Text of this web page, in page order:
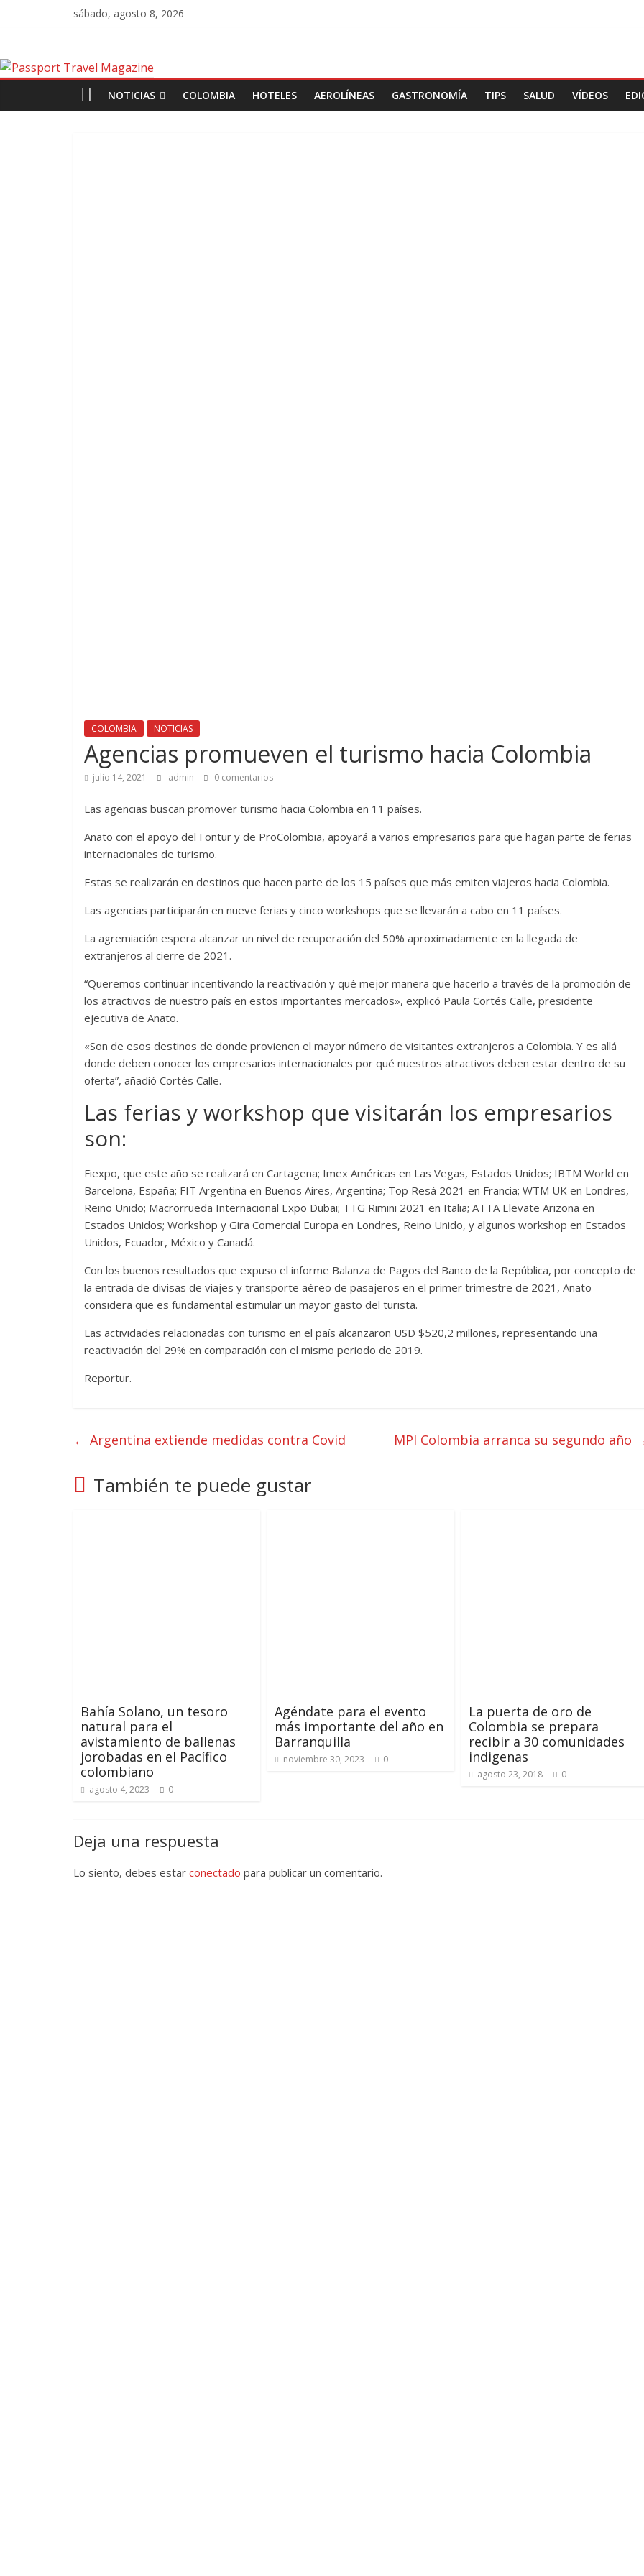
sábado, agosto 8, 2026
NOTICIAS COLOMBIA HOTELES AEROLÍNEAS GASTRONOMÍA TIPS SALUD VÍDEOS
COLOMBIA NOTICIAS
Agencias promueven el turismo hacia Colombia
julio 14, 2021 admin 0 comentarios
Las agencias buscan promover turismo hacia Colombia en 11 países.
Anato con el apoyo del Fontur y de ProColombia, apoyará a varios empresarios para que hagan parte de ferias
internacionales de turismo.
Estas se realizarán en destinos que hacen parte de los 15 países que más emiten viajeros hacia Colombia.
Las agencias participarán en nueve ferias y cinco workshops que se llevarán a cabo en 11 países.
La agremiación espera alcanzar un nivel de recuperación del 50% aproximadamente en la llegada de
extranjeros al cierre de 2021.
“Queremos continuar incentivando la reactivación y qué mejor manera que hacerlo a través de la promoción de
los atractivos de nuestro país en estos importantes mercados», explicó Paula Cortés Calle, presidente
ejecutiva de Anato.
«Son de esos destinos de donde provienen el mayor número de visitantes extranjeros a Colombia. Y es allá
donde deben conocer los empresarios internacionales por qué nuestros atractivos deben estar dentro de su
oferta”, añadió Cortés Calle.
Las ferias y workshop que visitarán los empresarios
son:
Fiexpo, que este año se realizará en Cartagena; Imex Américas en Las Vegas, Estados Unidos; IBTM World en
Barcelona, España; FIT Argentina en Buenos Aires, Argentina; Top Resá 2021 en Francia; WTM UK en Londres,
Reino Unido; Macrorrueda Internacional Expo Dubai; TTG Rimini 2021 en Italia; ATTA Elevate Arizona en
Estados Unidos; Workshop y Gira Comercial Europa en Londres, Reino Unido, y algunos workshop en Estados
Unidos, Ecuador, México y Canadá.
Con los buenos resultados que expuso el informe Balanza de Pagos del Banco de la República, por concepto de
la entrada de divisas de viajes y transporte aéreo de pasajeros en el primer trimestre de 2021, Anato
considera que es fundamental estimular un mayor gasto del turista.
Las actividades relacionadas con turismo en el país alcanzaron USD $520,2 millones, representando una
reactivación del 29% en comparación con el mismo periodo de 2019.
Reportur.
← Argentina extiende medidas contra Covid MPI Colombia arranca su segundo año
También te puede gustar
Bahía Solano, un tesoro
natural para el
avistamiento de ballenas
jorobadas en el Pacífico
colombiano
agosto 4, 2023 0
Agéndate para el evento
más importante del año en
Barranquilla
noviembre 30, 2023 0
La puerta de oro de
Colombia se prepara
recibir a 30 comunidades
indigenas
agosto 23, 2018 0
Deja una respuesta
Lo siento, debes estar conectado para publicar un comentario.